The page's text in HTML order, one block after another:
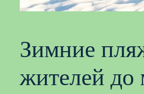
Зимние
жителей до